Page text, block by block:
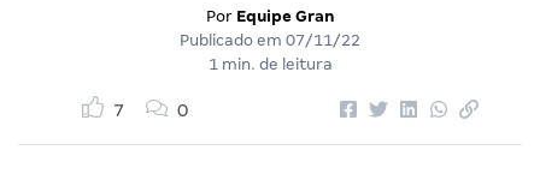
Por Equipe Gran
Publicado em 07/11/22
1 min. de leitura
7 0